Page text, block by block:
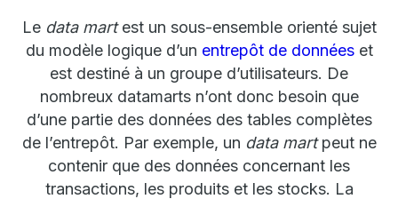
Le data martest un sous-ensemble orienté sujet
du modèle logique d’un entrepôt de donnéeset
est destiné à un groupe d’utilisateurs. De
nombreux datamarts n’ont donc besoin que
d’une partie des données des tables complètes
de l’entrepôt. Par exemple, un data martpeut ne
contenir que des données concernant les
transactions, les produits et les stocks. La